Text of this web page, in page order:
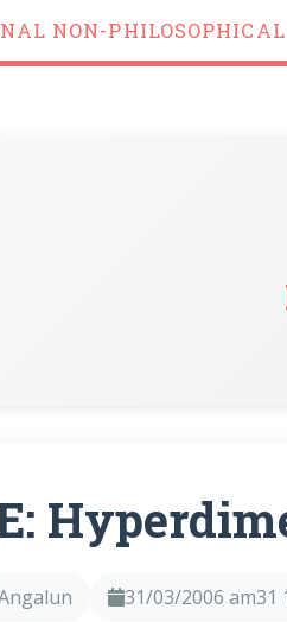
NON-
31/03/2006 am31